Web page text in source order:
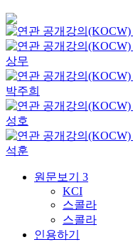
상무
박주희
성호
석훈
원문보기 3
KCI
스콜라
스콜라
인용하기